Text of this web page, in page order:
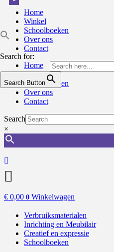
Search for:
Search Button
Home
Winkel
Schoolboeken
Over ons
Contact
Home
Winkel
Schoolboeken
Over ons
Contact
Search
×
€ 0,00 0 Winkelwagen
Verbruiksmaterialen
Inrichting en Meubilair
Creatief en expressie
Schoolboeken